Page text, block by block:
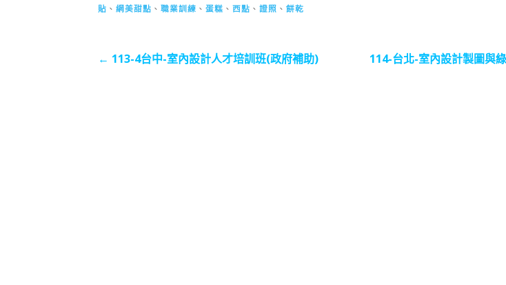
貼 、 網美甜點 、 職業訓練 、 蛋糕 、 西點 、 證照 、 餅乾
文
← 113-4台中-室內設計人才培訓班(政府補助) 114-台北-室內設計製圖與